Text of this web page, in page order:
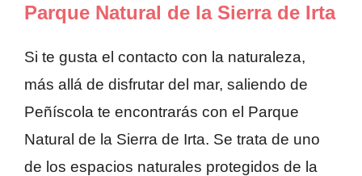
Parque Natural de la Sierra de Irta
Si te gusta el contacto con la naturaleza,
más allá de disfrutar del mar, saliendo de
Peñíscola te encontrarás con el Parque
Natural de la Sierra de Irta. Se trata de uno
de los espacios naturales protegidos de la